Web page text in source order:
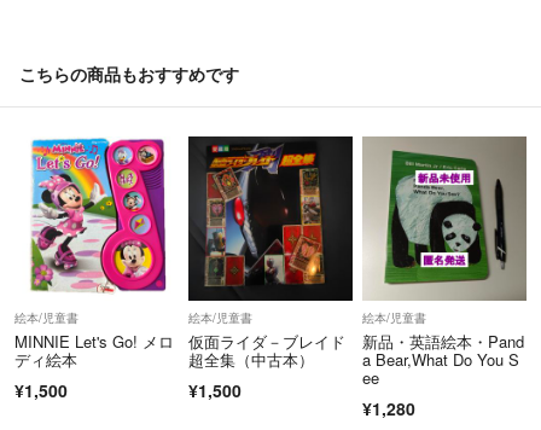
でご提供しておりますので 常識ある程度で… 大幅なお値下げには応じ
かねますので宜しくお願い致します。
※🚫「定形外郵便には保証・追跡がないため、万が一の紛失による未着
や破損の責任は負いません。その場合でも受け取り通知はしてもらいま
す。」
上記の件が 御納得できない方は ゆうパック・レターパックなど追跡可
能な発送を致しますので御連絡ください。
その場合は 送料をプラスさせて頂きます。
こちらの商品もおすすめです
絵本/児童書
MINNIE Let's Go! メロ
ディ絵本
¥1,500
絵本/児童書
仮面ライダ－ブレイド
超全集（中古本）
¥1,500
絵本/児童書
新品・英語絵本・Pand
a Bear,What Do You S
ee
¥1,280